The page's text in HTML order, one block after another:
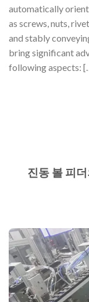
automatically
as screws, nuts,
and stably
bring significant
following aspects:
진동 볼 피